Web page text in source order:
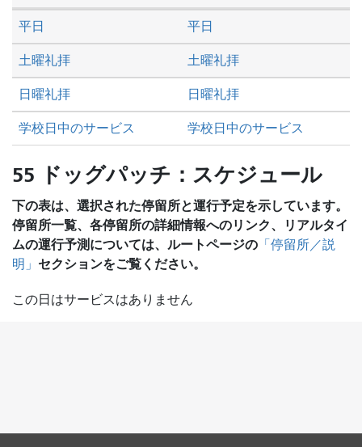
土曜礼拝 土曜礼拝
日曜礼拝 日曜礼拝
平日 平日
学校日中のサービス 学校日中のサービス
55 ドッグパッチ：スケジュール
下の表は、選択された停留所と運行予定を示しています。
停留所一覧、各停留所の詳細情報へのリンク、リアルタイ
ムの運行予測については、ルートページの 「停留所／説
明」 セクションをご覧ください。
この日はサービスはありません